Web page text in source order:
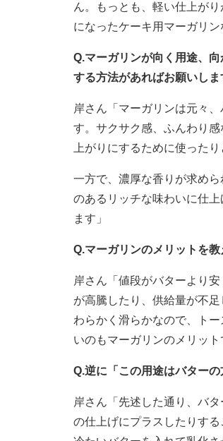
ん。もっとも、軽い仕上が
になったケーキ用マーガリ
Q.マーガリンが向く用途、
する方法があればお願いしま
岸さん「マーガリンは元々
す。サクサク感、ふんわり
上がりにするために使った
一方で、濃厚な香りが求め
のあるリッチな味わいに仕
ます」
Q.マーガリンのメリットを教
岸さん「値段がバターより
が高騰したり、供給量が不
わらかく滑らかなので、ト
いのもマーガリンのメリット
Q.逆に「この用途はバター
岸さん「先述した通り、バ
の仕上げにプラスしたりす